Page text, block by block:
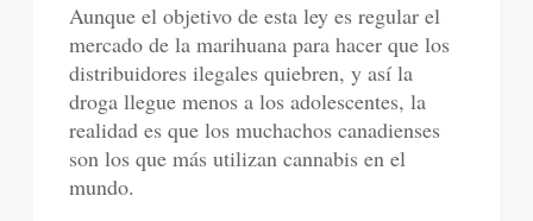
Aunque el objetivo de esta ley es regular el
mercado de la marihuana para hacer que los
distribuidores ilegales quiebren, y así la
droga llegue menos a los adolescentes, la
realidad es que los muchachos canadienses
son los que más utilizan cannabis en el
mundo.